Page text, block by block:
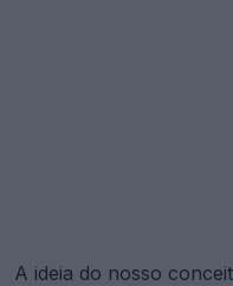
A ideia do nosso